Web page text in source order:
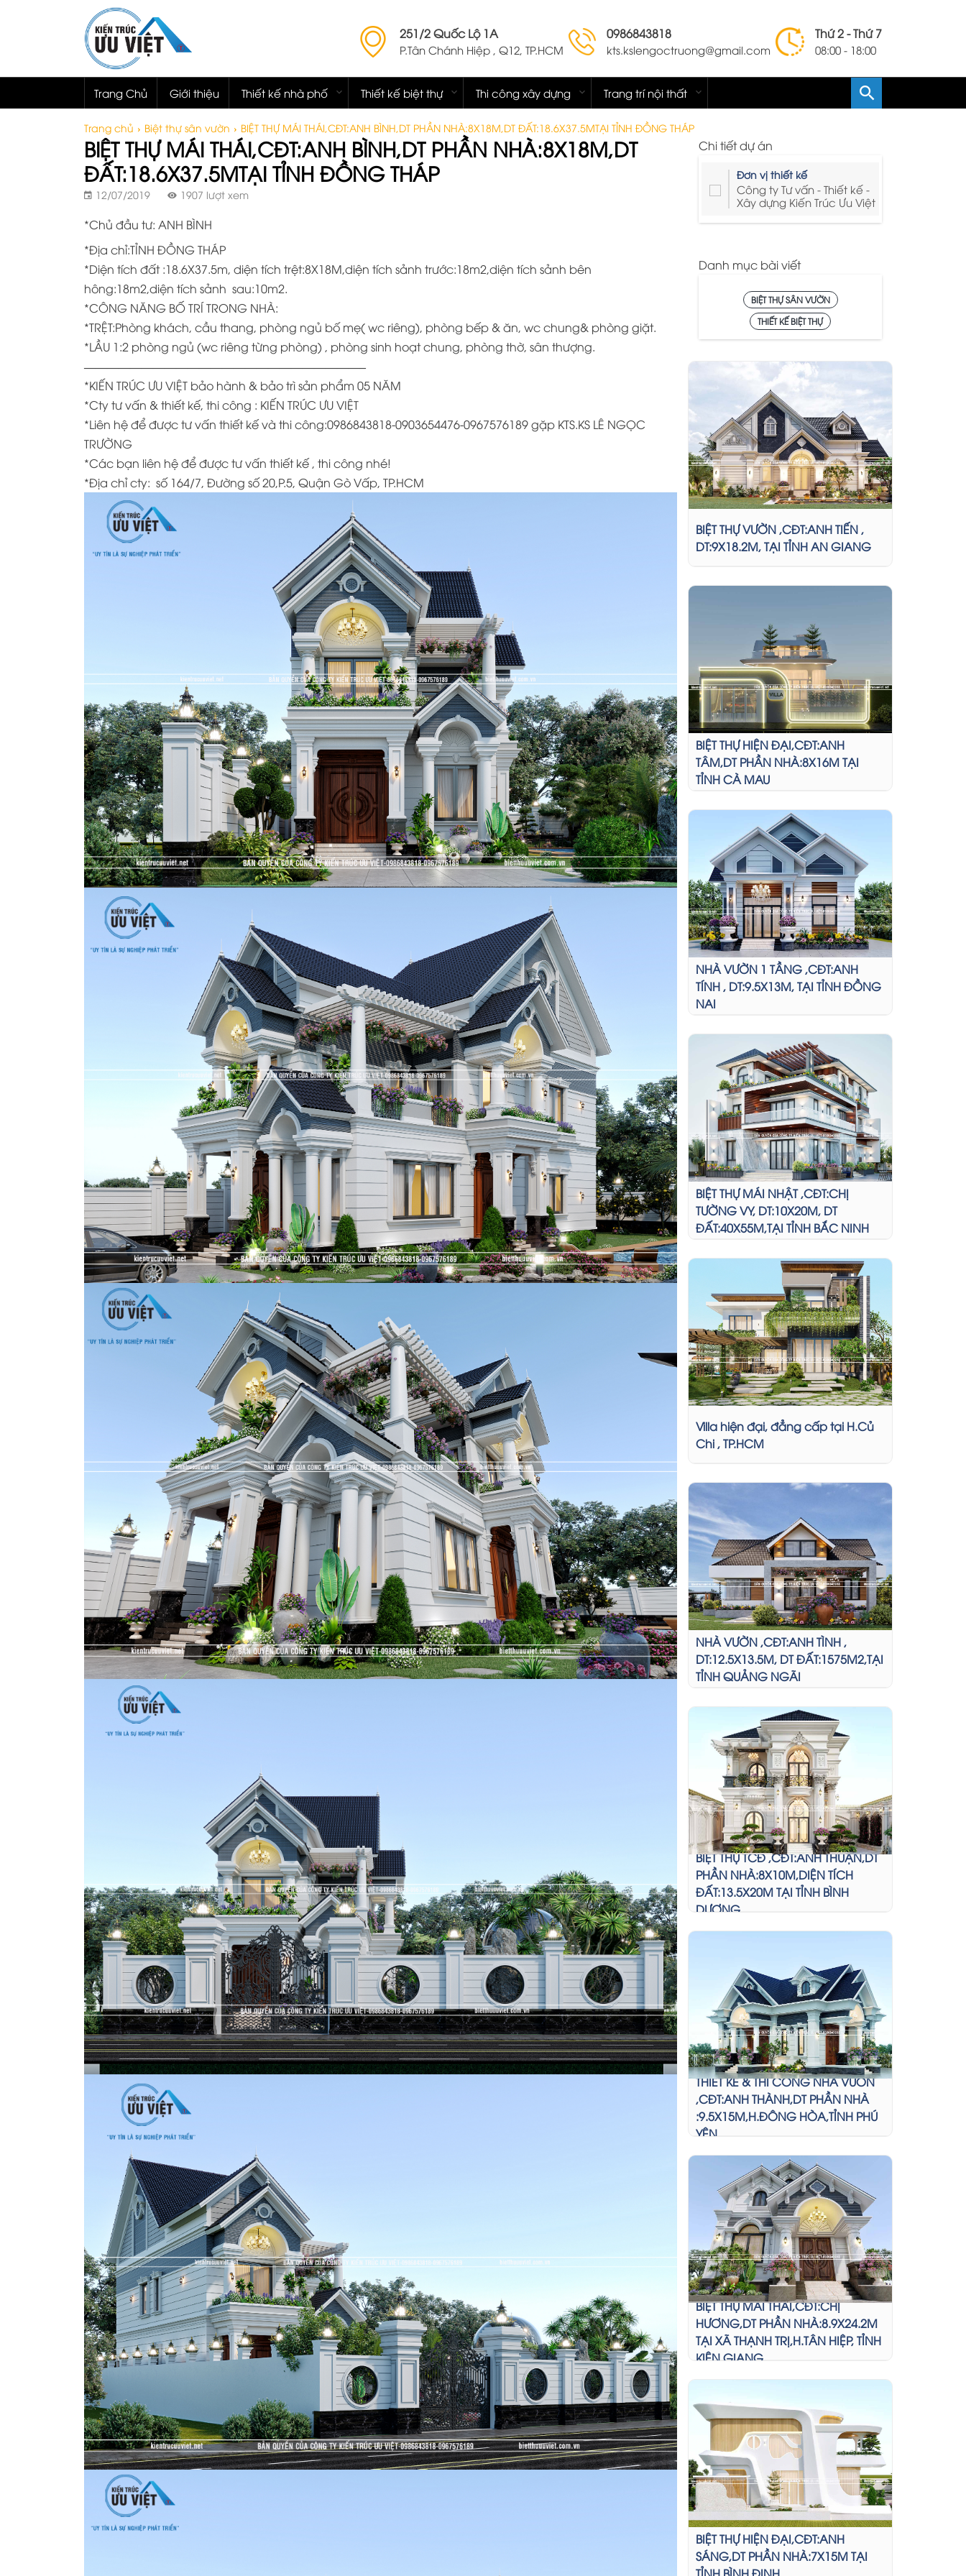
251/2 Quốc Lộ 1A
P.Tân Chánh Hiệp , Q12, TP.HCM
0986843818
kts.kslengoctruong@gmail.com
Thứ 2 - Thứ 7
08:00 - 18:00
Trang Chủ Giới thiệu Thiết kế nhà phố Thiết kế biệt thự Thi công xây dựng Trang trí nội thất
Trang chủ › Biệt thự sân vườn › BIỆT THỰ MÁI THÁI,CĐT:ANH BÌNH,DT PHẦN NHÀ:8X18M,DT ĐẤT:18.6X37.5MTẠI TỈNH ĐỒNG THÁP
BIỆT THỰ MÁI THÁI,CĐT:ANH BÌNH,DT PHẦN NHÀ:8X18M,DT
ĐẤT:18.6X37.5MTẠI TỈNH ĐỒNG THÁP
12/07/2019 1907 lượt xem
*Chủ đầu tư: ANH BÌNH
*Địa chỉ:TỈNH ĐỒNG THÁP
*Diện tích đất :18.6X37.5m, diện tích trệt:8X18M,diện tích sảnh trước:18m2,diện tích sảnh bên
hông:18m2,diện tích sảnh sau:10m2.
*CÔNG NĂNG BỐ TRÍ TRONG NHÀ:
*TRỆT:Phòng khách, cầu thang, phòng ngủ bố mẹ( wc riêng), phòng bếp & ăn, wc chung& phòng giặt.
*LẦU 1:2 phòng ngủ (wc riêng từng phòng) , phòng sinh hoạt chung, phòng thờ, sân thượng.
————————————————————————–
*KIẾN TRÚC ƯU VIỆT bảo hành & bảo trì sản phẩm 05 NĂM
*Cty tư vấn & thiết kế, thi công : KIẾN TRÚC ƯU VIỆT
*Liên hệ để được tư vấn thiết kế và thi công:0986843818-0903654476-0967576189 gặp KTS.KS LÊ NGỌC
TRƯỜNG
*Các bạn liên hệ để được tư vấn thiết kế , thi công nhé!
*Địa chỉ cty: số 164/7, Đường số 20,P.5, Quận Gò Vấp, TP.HCM
Chi tiết dự án
Đơn vị thiết kế
Công ty Tư vấn - Thiết kế -
Xây dựng Kiến Trúc Ưu Việt
Danh mục bài viết
BIỆT THỰ SÂN VƯỜN
THIẾT KẾ BIỆT THỰ
BIỆT THỰ VƯỜN ,CĐT:ANH TIẾN ,
DT:9X18.2M, TẠI TỈNH AN GIANG
BIỆT THỰ HIỆN ĐẠI,CĐT:ANH
TÂM,DT PHẦN NHÀ:8X16M TẠI
TỈNH CÀ MAU
NHÀ VƯỜN 1 TẦNG ,CĐT:ANH
TÍNH , DT:9.5X13M, TẠI TỈNH ĐỒNG
NAI
BIỆT THỰ MÁI NHẬT ,CĐT:CHỊ
TƯỜNG VY, DT:10X20M, DT
ĐẤT:40X55M,TẠI TỈNH BẮC NINH
Villa hiện đại, đẳng cấp tại H.Củ
Chi , TP.HCM
NHÀ VƯỜN ,CĐT:ANH TÌNH ,
DT:12.5X13.5M, DT ĐẤT:1575M2,TẠI
TỈNH QUẢNG NGÃI
BIỆT THỰ TCĐ ,CĐT:ANH THUẬN,DT
PHẦN NHÀ:8X10M,DIỆN TÍCH
ĐẤT:13.5X20M TẠI TỈNH BÌNH
DƯƠNG
THIẾT KẾ & THI CÔNG NHÀ VƯỜN
,CĐT:ANH THÀNH,DT PHẦN NHÀ
:9.5X15M,H.ĐÔNG HÒA,TỈNH PHÚ
YÊN
BIỆT THỰ MÁI THÁI,CĐT:CHỊ
HƯƠNG,DT PHẦN NHÀ:8.9X24.2M
TẠI XÃ THẠNH TRỊ,H.TÂN HIỆP, TỈNH
KIÊN GIANG
BIỆT THỰ HIỆN ĐẠI,CĐT:ANH
SÁNG,DT PHẦN NHÀ:7X15M TẠI